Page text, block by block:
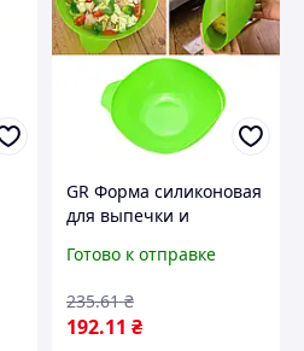
GR Форма силиконовая
для выпечки и
(7708) Качество!!
Готово к отправке
192.11 ₴
235.61 ₴